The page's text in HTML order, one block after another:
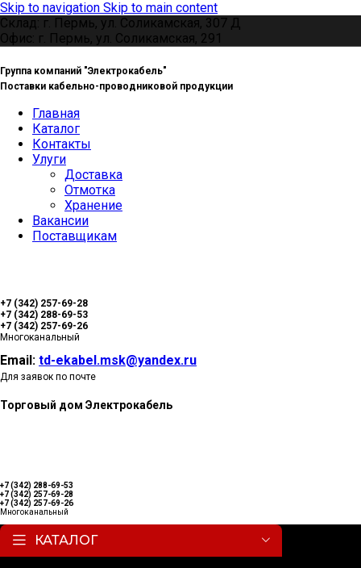
Skip to navigation Skip to main content
Склад: г. Пермь, ул. Соликамская, 307 Д
Офис: г. Пермь, ул. Соликамская, 291
Группа компаний "Электрокабель"
Поставки кабельно-проводниковой продукции
Главная
Каталог
Контакты
Улуги
Доставка
Отмотка
Хранение
Вакансии
Поставщикам
+7 (342) 257-69-28
+7 (342) 288-69-53
+7 (342) 257-69-26
Многоканальный
Email: td-ekabel.msk@yandex.ru
Для заявок по почте
Торговый дом Электрокабель
+7 (342) 288-69-53
+7 (342) 257-69-28
+7 (342) 257-69-26
Многоканальный
КАТАЛОГ